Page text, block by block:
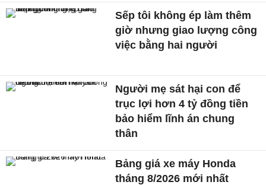
Sếp tôi không ép làm thêm
giờ nhưng giao lượng công
việc bằng hai người
Người mẹ sát hại con để
trục lợi hơn 4 tỷ đồng tiền
bảo hiểm lĩnh án chung
thân
Bảng giá xe máy Honda
tháng 8/2026 mới nhất